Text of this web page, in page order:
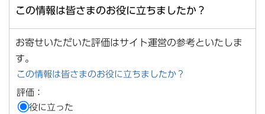
この情報は皆さまのお役に立ちましたか？
お寄せいただいた評価はサイト運営の参考といたしま
す。
この情報は皆さまのお役に立ちましたか？
評価：
役に立った